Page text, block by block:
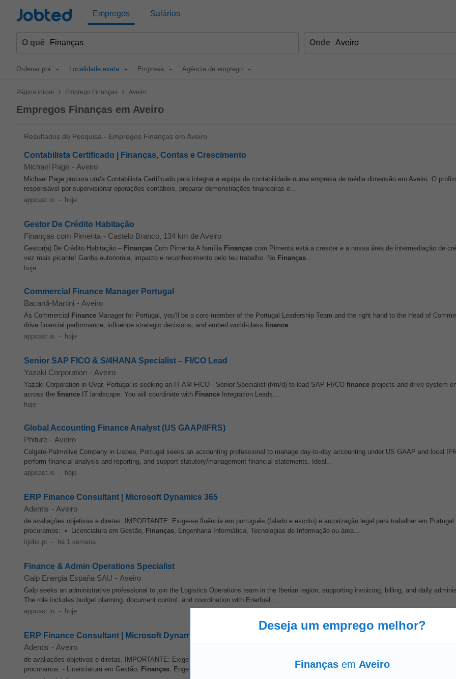
Jobted Empregos Salários
O quê Onde
Ordenar por Localidade exata Empresa Agência de emprego
Página inicial > Emprego Finanças > Aveiro
Empregos Finanças em Aveiro
Resultados de Pesquisa - Empregos Finanças em Aveiro
Contabilista Certificado | Finanças, Contas e Crescimento
Michael Page - Aveiro
Michael Page procura um/a Contabilista Certificado para integrar a equipa de contabilidade numa empresa de média dimensão em Aveiro. O
responsável por supervisionar operações contábeis, preparar demonstrações financeiras e...
appcast.io - hoje
Gestor De Crédito Habitação
Finanças com Pimenta - Castelo Branco, 134 km de Aveiro
Gestor(a) De Crédito Habitação – Finanças Com Pimenta A família Finanças com Pimenta está a crescer e a nossa área de intermediação de
vez mais picante! Ganha autonomia, impacto e reconhecimento pelo teu trabalho. No Finanças...
hoje
Commercial Finance Manager Portugal
Bacardi-Martini - Aveiro
As Commercial Finance Manager for Portugal, you’ll be a core member of the Portugal Leadership Team and the right hand to the Head of
drive financial performance, influence strategic decisions, and embed world‑class finance...
appcast.io - hoje
Senior SAP FICO & S/4HANA Specialist – FI/CO Lead
Yazaki Corporation - Aveiro
Yazaki Corporation in Ovar, Portugal is seeking an IT AM FICO - Senior Specialist (f/m/d) to lead SAP FI/CO finance projects and drive system
across the finance IT landscape. You will coordinate with Finance Integration Leads...
hoje
Global Accounting Finance Analyst (US GAAP/IFRS)
Phiture - Aveiro
Colgate-Palmolive Company in Lisboa, Portugal seeks an accounting professional to manage day-to-day accounting under US GAAP and local
perform financial analysis and reporting, and support statutory/management financial statements. Ideal...
appcast.io - hoje
ERP Finance Consultant | Microsoft Dynamics 365
Adentis - Aveiro
de avaliações objetivas e diretas. IMPORTANTE: Exige-se fluência em português (falado e escrito) e autorização legal para trabalhar em
procuramos: • Licenciatura em Gestão, Finanças, Engenharia Informática, Tecnologias de Informação ou área...
itjobs.pt - há 1 semana
Finance & Admin Operations Specialist
Galp Energia España SAU - Aveiro
Galp seeks an administrative professional to join the Logistics Operations team in the Iberian region, supporting invoicing, billing, and daily
The role includes budget planning, document control, and coordination with Enerfuel...
appcast.io - hoje
ERP Finance Consultant | Microsoft Dynamics 365 (Full Remote)
Adentis - Aveiro
de avaliações objetivas e diretas. IMPORTANTE: Exige-se fluência em português (falado e escrito) e autorização legal para trabalhar em Portugal.
procuramos: - Licenciatura em Gestão, Finanças, Engenharia Informática, Tecnologias de Informação ou área...
Deseja um emprego melhor?
Finançasem Aveiro